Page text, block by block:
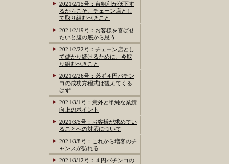
2021/2/15号：台粗利が低下す
るからこそ、チェーン店とし
て取り組むべきこと
2021/2/19号：お客様を喜ばせ
たいと腹の底から思う
2021/2/22号：チェーン店とし
て儲かり続けるために、今取
り組むべきこと
2021/2/26号：必ず４円パチン
コの成功方程式は観えてくる
はず
2021/3/1号：意外と単純な業績
向上のポイント
2021/3/5号：お客様が求めてい
ることへの対応について
2021/3/8号：これから増客のチ
ャンスが訪れる
2021/3/12号：４円パチンコの